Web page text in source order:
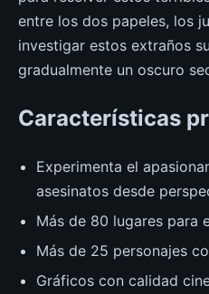
entre los dos papeles, los
investigar estos extraños
gradualmente un oscuro
Características
Experimenta el
asesinatos desde
Más de 80 lugares para
Más de 25 personajes
Gráficos con calidad